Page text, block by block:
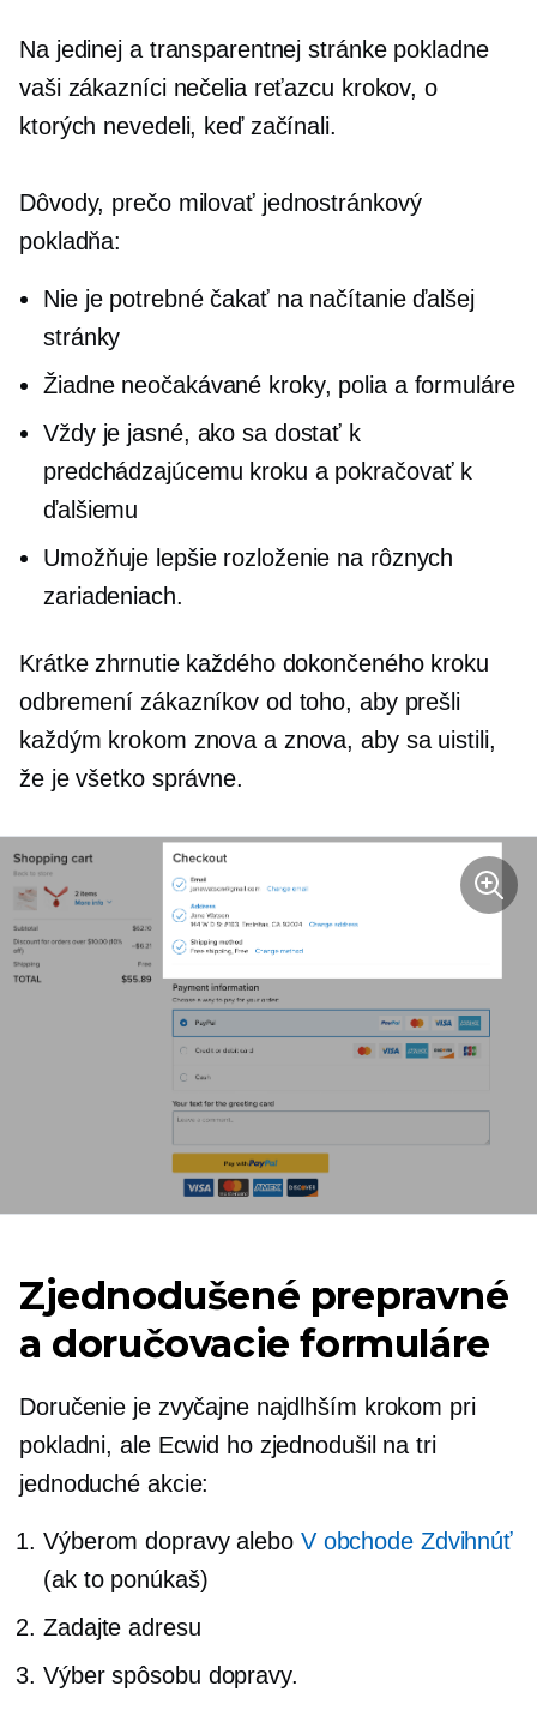
Na jedinej a transparentnej stránke pokladne
vaši zákazníci nečelia reťazcu krokov, o
ktorých nevedeli, keď začínali.
Dôvody, prečo milovať jednostránkový
pokladňa:
Nie je potrebné čakať na načítanie ďalšej
stránky
Žiadne neočakávané kroky, polia a formuláre
Vždy je jasné, ako sa dostať k
predchádzajúcemu kroku a pokračovať k
ďalšiemu
Umožňuje lepšie rozloženie na rôznych
zariadeniach.
Krátke zhrnutie každého dokončeného kroku
odbremení zákazníkov od toho, aby prešli
každým krokom znova a znova, aby sa uistili,
že je všetko správne.
Zjednodušené prepravné
a doručovacie formuláre
Doručenie je zvyčajne najdlhším krokom pri
pokladni, ale Ecwid ho zjednodušil na tri
jednoduché akcie:
Výberom dopravy alebo V obchodeZdvihnúť
(ak to ponúkaš)
Zadajte adresu
Výber spôsobu dopravy.